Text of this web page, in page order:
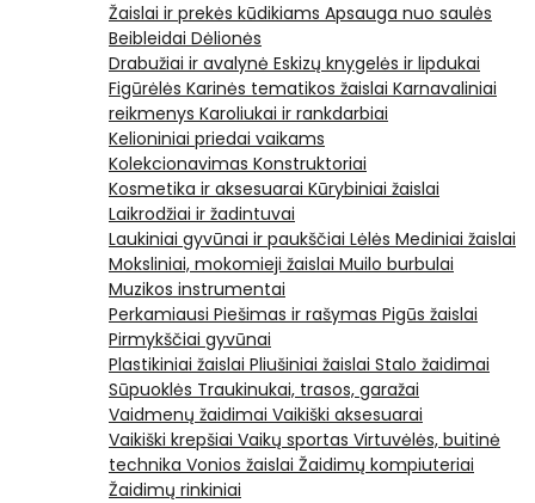
Žaislai ir prekės kūdikiams Apsauga nuo saulės
Beibleidai Dėlionės
Drabužiai ir avalynė Eskizų knygelės ir lipdukai
Figūrėlės Karinės tematikos žaislai Karnavaliniai
reikmenys Karoliukai ir rankdarbiai
Kelioniniai priedai vaikams
Kolekcionavimas Konstruktoriai
Kosmetika ir aksesuarai Kūrybiniai žaislai
Laikrodžiai ir žadintuvai
Laukiniai gyvūnai ir paukščiai Lėlės Mediniai žaislai
Moksliniai, mokomieji žaislai Muilo burbulai
Muzikos instrumentai
Perkamiausi Piešimas ir rašymas Pigūs žaislai
Pirmykščiai gyvūnai
Plastikiniai žaislai Pliušiniai žaislai Stalo žaidimai
Sūpuoklės Traukinukai, trasos, garažai
Vaidmenų žaidimai Vaikiški aksesuarai
Vaikiški krepšiai Vaikų sportas Virtuvėlės, buitinė
technika Vonios žaislai Žaidimų kompiuteriai
Žaidimų rinkiniai